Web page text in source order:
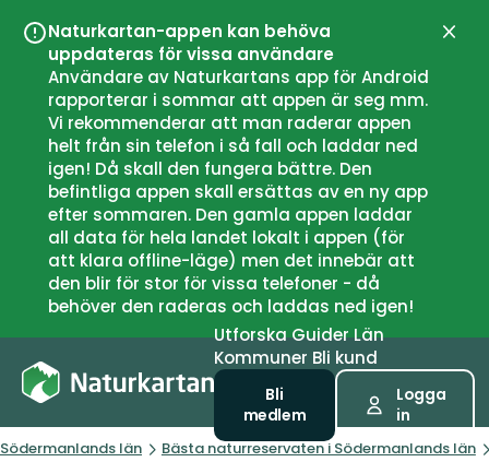
Naturkartan-appen kan behöva
uppdateras för vissa användare
Användare av Naturkartans app för Android
rapporterar i sommar att appen är seg mm.
Vi rekommenderar att man raderar appen
helt från sin telefon i så fall och laddar ned
igen! Då skall den fungera bättre. Den
befintliga appen skall ersättas av en ny app
efter sommaren. Den gamla appen laddar
all data för hela landet lokalt i appen (för
att klara offline-läge) men det innebär att
den blir för stor för vissa telefoner - då
behöver den raderas och laddas ned igen!
UtforskaGuiderLän
Kommuner Bli kund
Bli
medlem
Logga
in
Södermanlands län Bästa naturreservaten i Södermanlands län